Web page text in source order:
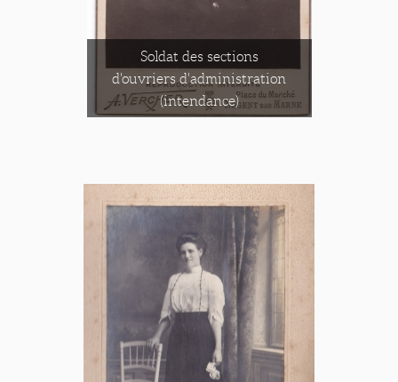
Soldat des sections
d'ouvriers d'administration
(intendance)